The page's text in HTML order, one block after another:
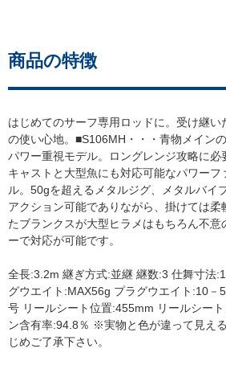
商品の特徴
はじめてのサーフ専用ロッドに。受け継
の使い心地。■S106MH・・・青物メイン
パワー重視モデル。ロングレンジ攻略に
キャストと大型魚にも対応可能なパワー
ル。50gを超えるメタルジグ、メタルバイ
アクション可能でありながら、掛けては柔
たブランクスが大型ヒラメはもちろん不意
ーで対応が可能です。
全長:3.2m 継ぎ方式:並継 継数:3 仕舞寸法
グウエイト:MAX56g プラグウエイト:10－
号 リールシート位置:455mm リールシー
ン含有率:94.8％ ※実物と色が違って見え
じめご了承下さい。